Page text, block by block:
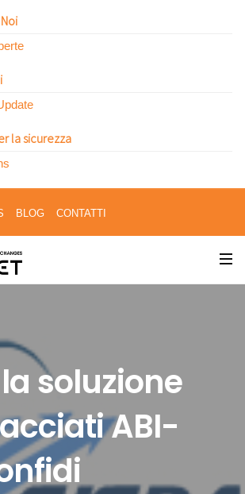
la sicurezza
BLOG CONTATTI
la soluzione
ABI-